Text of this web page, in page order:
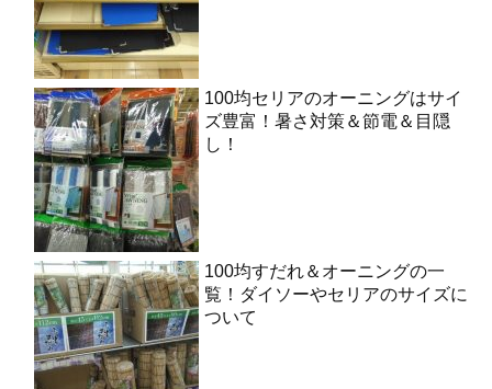
100均セリアのオーニングはサイ
ズ豊富！暑さ対策＆節電＆目隠
し！
100均すだれ＆オーニングの一
覧！ダイソーやセリアのサイズに
ついて